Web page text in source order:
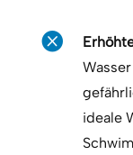

ideale